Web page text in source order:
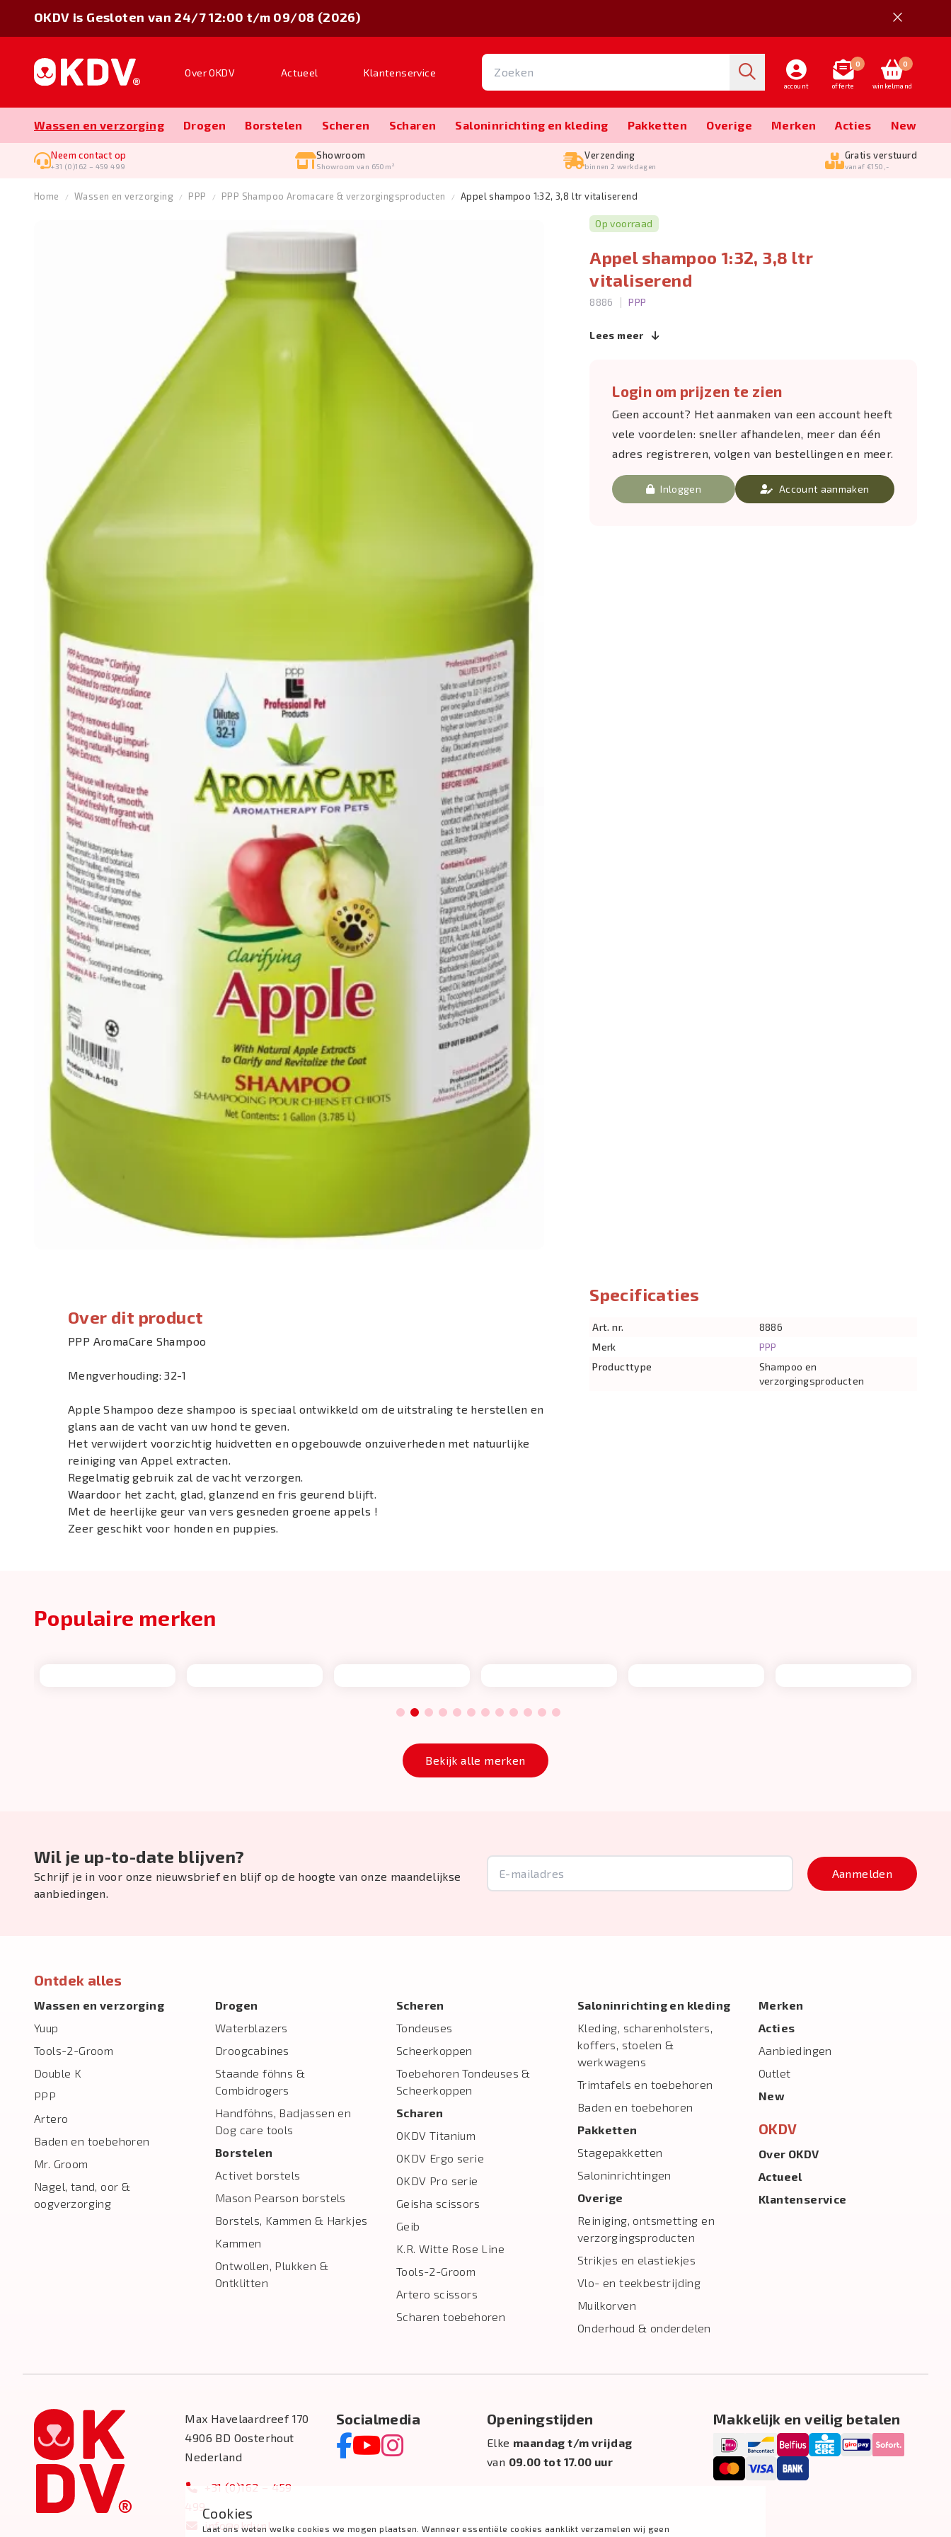
Over OKDV Actueel Klantenservice
account
0
offerte
0
winkelmand
Wassen en verzorging Drogen Borstelen Scheren Scharen Salon­inrichting en kleding Pakketten Overige Merken Acties New
Neem contact op
+31 (0)162 – 459 499
Showroom
Showroom van 650m²
Verzending
binnen 2 werkdagen
Gratis verstuurd
vanaf €150,-
OKDV is Gesloten van 24/7 12:00 t/m 09/08 (2026)
Home Wassen en verzorging PPP PPP Shampoo Aromacare & verzorgingsproducten Appel shampoo 1:32, 3,8 ltr vitaliserend
Op voorraad
Appel shampoo 1:32, 3,8 ltr
vitaliserend
8886 | PPP
Lees meer
Login om prijzen te zien
Geen account? Het aanmaken van een account heeft
vele voordelen: sneller afhandelen, meer dan één
adres registreren, volgen van bestellingen en meer.
Inloggen Account aanmaken
Over dit product
PPP AromaCare Shampoo
Mengverhouding: 32-1
Apple Shampoo deze shampoo is speciaal ontwikkeld om de uitstraling te herstellen en
glans aan de vacht van uw hond te geven.
Het verwijdert voorzichtig huidvetten en opgebouwde onzuiverheden met natuurlijke
reiniging van Appel extracten.
Regelmatig gebruik zal de vacht verzorgen.
Waardoor het zacht, glad, glanzend en fris geurend blijft.
Met de heerlijke geur van vers gesneden groene appels !
Zeer geschikt voor honden en puppies.
Specificaties
Art. nr.
8886
Merk
PPP
Producttype
Shampoo en
verzorgingsproducten
Populaire merken
1 2 3 4 5 6 7 8 9 10 11 12
Bekijk alle merken
Wil je up-to-date blijven?
Schrijf je in voor onze nieuwsbrief en blijf op de hoogte van onze maandelijkse
aanbiedingen.
Aanmelden
Ontdek alles
Wassen en verzorging
Yuup
Tools-2-Groom
Double K
PPP
Artero
Baden en toebehoren
Mr. Groom
Nagel, tand, oor &
oogverzorging
Drogen
Waterblazers
Droogcabines
Staande föhns &
Combidrogers
Handföhns, Badjassen en
Dog care tools
Borstelen
Activet borstels
Mason Pearson borstels
Borstels, Kammen & Harkjes
Kammen
Ontwollen, Plukken &
Ontklitten
Scheren
Tondeuses
Scheerkoppen
Toebehoren Tondeuses &
Scheerkoppen
Scharen
OKDV Titanium
OKDV Ergo serie
OKDV Pro serie
Geisha scissors
Geib
K.R. Witte Rose Line
Tools-2-Groom
Artero scissors
Scharen toebehoren
Salon­inrichting en kleding
Kleding, scharenholsters,
koffers, stoelen &
werkwagens
Trimtafels en toebehoren
Baden en toebehoren
Pakketten
Stagepakketten
Saloninrichtingen
Overige
Reiniging, ontsmetting en
verzorgingsproducten
Strikjes en elastiekjes
Vlo- en teekbestrijding
Muilkorven
Onderhoud & onderdelen
Merken
Acties
Aanbiedingen
Outlet
New
OKDV
Over OKDV
Actueel
Klantenservice
Max Havelaardreef 170
4906 BD Oosterhout
Nederland
+31 (0)162 – 459
499
info@okdv.nl
Socialmedia Openingstijden
Elke maandag t/m vrijdag
van 09.00 tot 17.00 uur
Makkelijk en veilig betalen
Cookies
Laat ons weten welke cookies we mogen plaatsen. Wanneer essentiële cookies aanklikt verzamelen wij geen